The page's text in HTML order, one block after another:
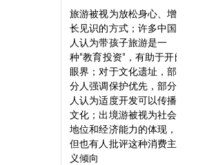
旅游被视为放松身心、增
长见识的方式；许多中国
人认为带孩子旅游是一
种"教育投资"，有助于开阔
眼界；对于文化遗址，部
分人强调保护优先，部分
人认为适度开发可以传播
文化；出境游被视为社会
地位和经济能力的体现，
但也有人批评这种消费主
义倾向